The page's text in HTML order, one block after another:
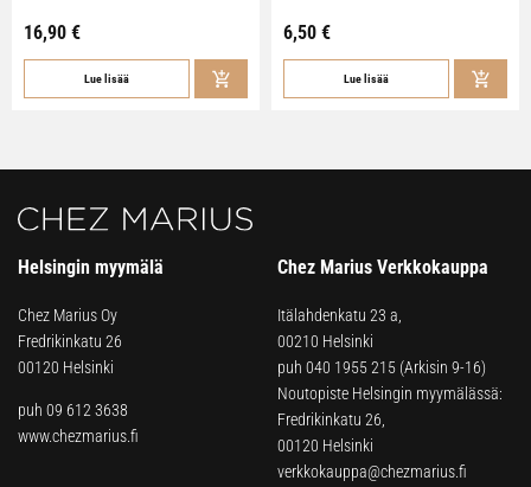
16,90 €
Lue lisää
6,50 €
Lue lisää
Helsingin myymälä
Chez Marius Oy
Fredrikinkatu 26
00120 Helsinki
puh 09 612 3638
www.chezmarius.fi
Chez Marius Verkkokauppa
Itälahdenkatu 23 a,
00210 Helsinki
puh 040 1955 215 (Arkisin 9-16)
Noutopiste Helsingin myymälässä:
Fredrikinkatu 26,
00120 Helsinki
verkkokauppa@chezmarius.fi